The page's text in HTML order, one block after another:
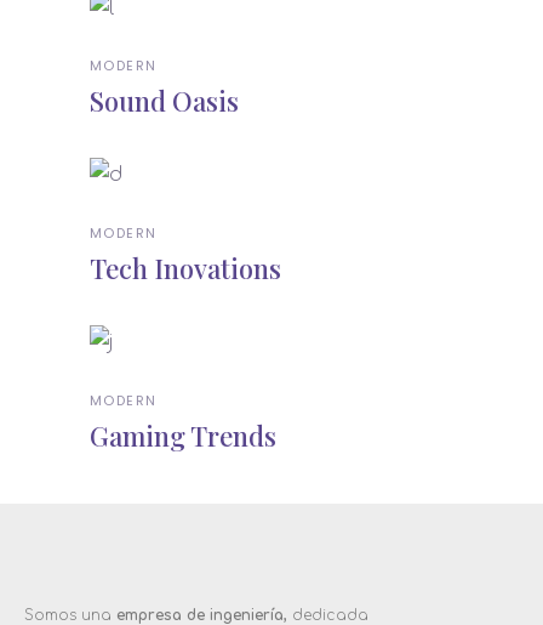
MODERN
Sound Oasis
MODERN
Tech Inovations
MODERN
Gaming Trends
Somos una empresa de ingeniería, dedicada